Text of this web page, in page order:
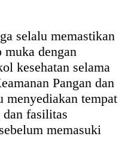
selalu memastikan
muka dengan
kesehatan selama
Pangan dan
menyediakan tempat
fasilitas
memasuki